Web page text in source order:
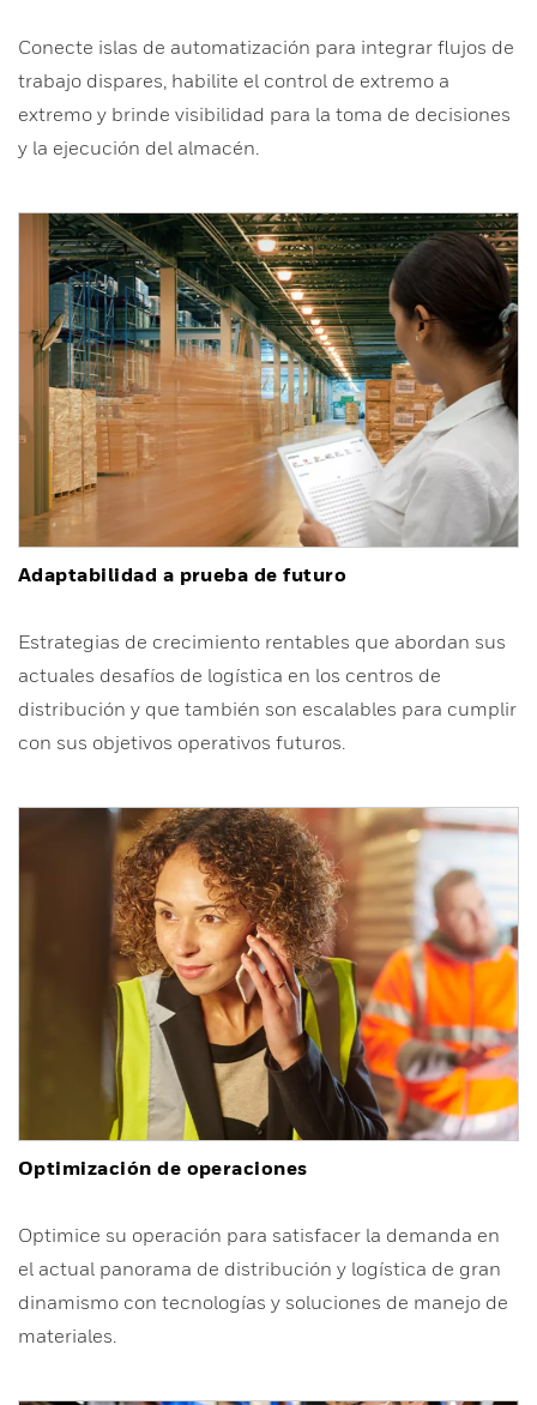
Conecte islas de automatización para integrar flujos de
trabajo dispares, habilite el control de extremo a
extremo y brinde visibilidad para la toma de decisiones
y la ejecución del almacén.
Adaptabilidad a prueba de futuro
Estrategias de crecimiento rentables que abordan sus
actuales desafíos de logística en los centros de
distribución y que también son escalables para cumplir
con sus objetivos operativos futuros.
Optimización de operaciones
Optimice su operación para satisfacer la demanda en
el actual panorama de distribución y logística de gran
dinamismo con tecnologías y soluciones de manejo de
materiales.